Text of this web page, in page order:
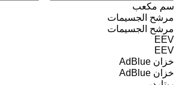
سم مكعب
مرشح الجسيمات
مرشح الجسيمات
EEV
EEV
خزان AdBlue
خزان AdBlue